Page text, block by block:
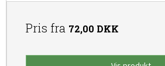
Pris fra 72,00 DKK